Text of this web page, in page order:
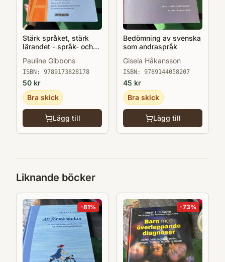
Stärk språket, stärk
lärandet - språk- och
arbetssätt för och med
andraspråkselever i
klassrummet
Pauline Gibbons
ISBN: 9789173828178
50 kr
Bra skick
Lägg till
Bedömning av svenska
som andraspråk
Gisela Håkansson
ISBN: 9789144058207
45 kr
Bra skick
Lägg till
Liknande böcker
-81% -73%